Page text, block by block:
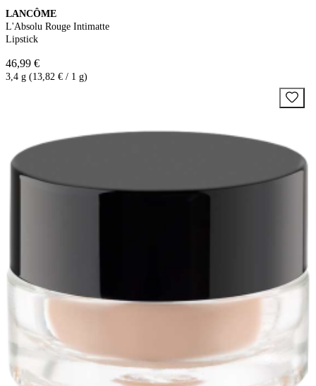
LANCÔME
L'Absolu Rouge Intimatte
Lipstick
46,99 €
3,4 g (13,82 € / 1 g)